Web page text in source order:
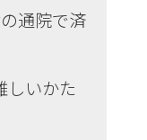
通院で済
しいかた